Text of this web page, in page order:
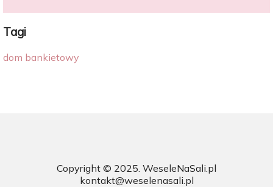
Tagi
dom bankietowy
Copyright © 2025. WeseleNaSali.pl
kontakt@weselenasali.pl